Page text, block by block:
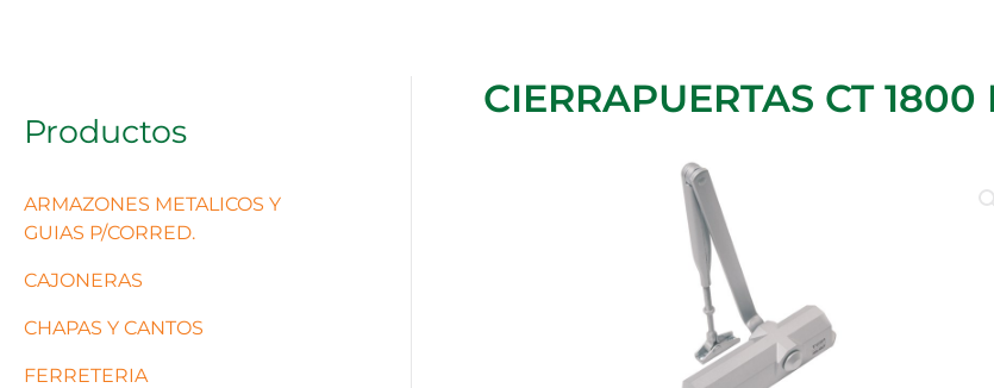
Productos
ARMAZONES METALICOS Y
GUIAS P/CORRED.
CAJONERAS
CHAPAS Y CANTOS
FERRETERIA
CIERRAPUERTAS CT